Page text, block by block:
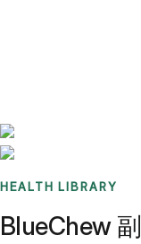
HEALTH LIBRARY
BlueChew